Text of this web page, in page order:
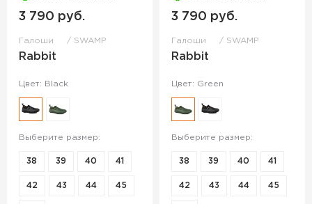
3 790 руб.
Галоши SWAMP
Rabbit
Цвет: Black
Выберите размер:
38 39 40 41
42 43 44 45
3 790 руб.
Галоши SWAMP
Rabbit
Цвет: Green
Выберите размер:
38 39 40 41
42 43 44 45